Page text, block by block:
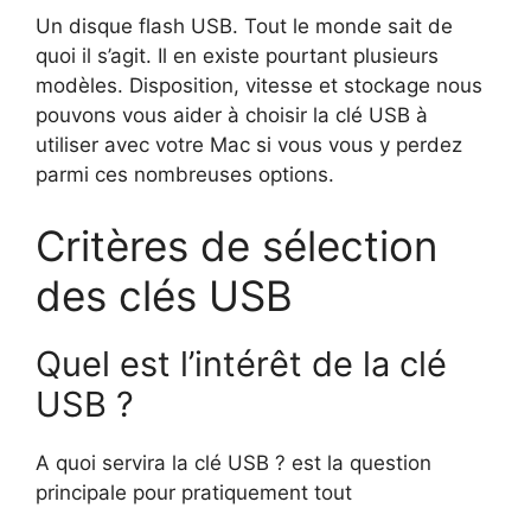
Un disque flash USB. Tout le monde sait de
quoi il s’agit. Il en existe pourtant plusieurs
modèles. Disposition, vitesse et stockage nous
pouvons vous aider à choisir la clé USB à
utiliser avec votre Mac si vous vous y perdez
parmi ces nombreuses options.
Critères de sélection
des clés USB
Quel est l’intérêt de la clé
USB ?
A quoi servira la clé USB ? est la question
principale pour pratiquement tout